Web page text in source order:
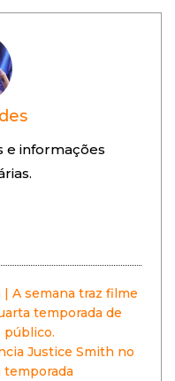
e informações
A semana traz filme
temporada de
público.
Justice Smith no
temporada